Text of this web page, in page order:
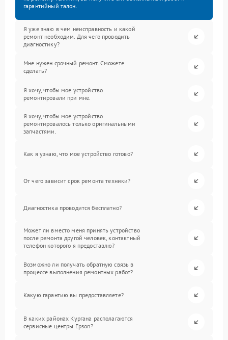
гарантийный талон.
Я уже знаю в чем неисправность и какой
ремонт необходим. Для чего проводить
диагностику?
Мне нужен срочный ремонт. Сможете
сделать?
Я хочу, чтобы мое устройство
ремонтировали при мне.
Я хочу, чтобы мое устройство
ремонтировалось только оригинальными
запчастями.
Как я узнаю, что мое устройство готово?
От чего зависит срок ремонта техники?
Диагностика проводится бесплатно?
Может ли вместо меня принять устройство
после ремонта другой человек, контактный
телефон которого я предоставлю?
Возможно ли получать обратную связь в
процессе выполнения ремонтных работ?
Какую гарантию вы предоставляете?
В каких районах Кургана располагаются
сервисные центры Epson?